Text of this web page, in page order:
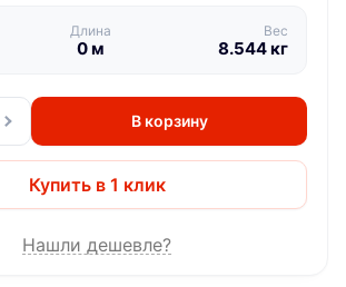
Длина
0м
Вес
8.544кг
В корзину
Купить в 1 клик
Нашли дешевле?